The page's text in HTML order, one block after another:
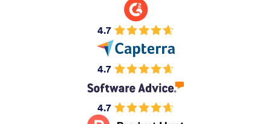
4.7
4.7
4.7